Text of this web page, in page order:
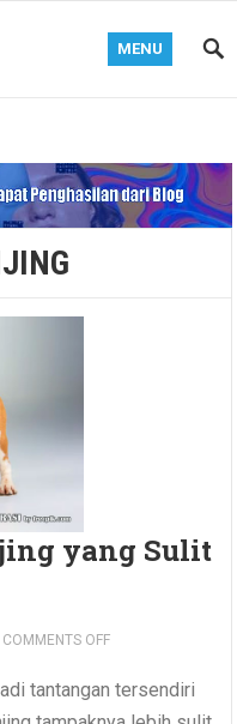
MENU
yang Sulit
COMMENTS OFF
tantangan tersendiri